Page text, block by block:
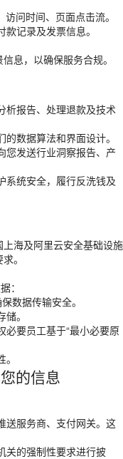
问时间、页面点击流。
记录及发票信息。
息，以确保服务合规。
析报告、处理退款及技术
数据算法和界面设计。
您发送行业洞察报告、产
系统安全，履行反洗钱及
海及阿里云安全基础设施
。
：
数据传输安全。
。
必要员工基于“最小必要原
的信息
送服务商、支付网关。这
关的强制性要求进行披